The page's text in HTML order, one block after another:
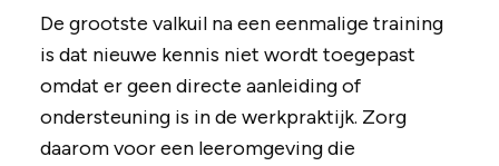
De grootste valkuil na een eenmalige training
is dat nieuwe kennis niet wordt toegepast
omdat er geen directe aanleiding of
ondersteuning is in de werkpraktijk. Zorg
daarom voor een leeromgeving die